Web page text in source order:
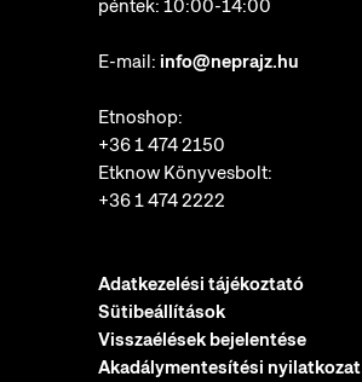
péntek: 10:00-14:00
E-mail: info@neprajz.hu
Etnoshop:
+36 1 474 2150
Etknow Könyvesbolt:
+36 1 474 2222
Adatkezelési tájékoztató
Sütibeállítások
Visszaélések bejelentése
Akadálymentesítési nyilatkozat